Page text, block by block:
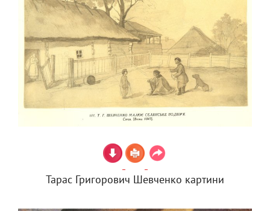
Тарас Григорович Шевченко картини